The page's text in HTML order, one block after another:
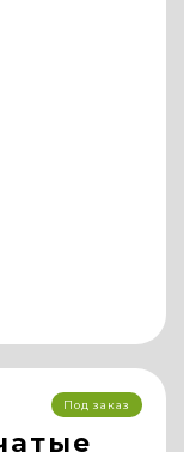
Под заказ